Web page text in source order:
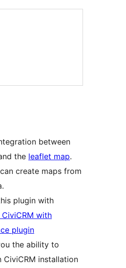
between
the leaflet map.
create maps from
plugin with
with
plugin
the ability to
CiviCRM installation